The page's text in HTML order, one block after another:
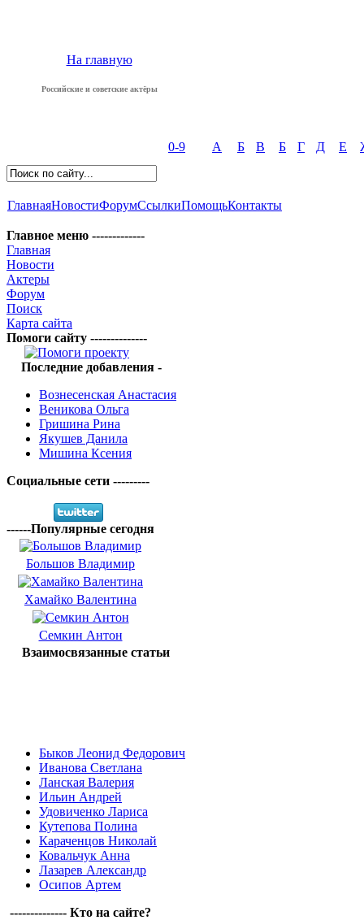
На главную
Российские и советские актёры
0-9 А Б В Б Г Д Е
ГлавнаяНовостиФорумСсылкиПомощьКонтакты
Главное меню -------------
Главная
Новости
Актеры
Форум
Поиск
Карта сайта
Помоги сайту --------------
Последние добавления -
Вознесенская Анастасия
Веникова Ольга
Гришина Рина
Якушев Данила
Мишина Ксения
Социальные сети ---------
------Популярные сегодня
Большов Владимир
Хамайко Валентина
Семкин Антон
Взаимосвязанные статьи
Быков Леонид Федорович
Иванова Светлана
Ланская Валерия
Ильин Андрей
Удовиченко Лариса
Кутепова Полина
Караченцов Николай
Ковальчук Анна
Лазарев Александр
Осипов Артем
-------------- Кто на сайте?